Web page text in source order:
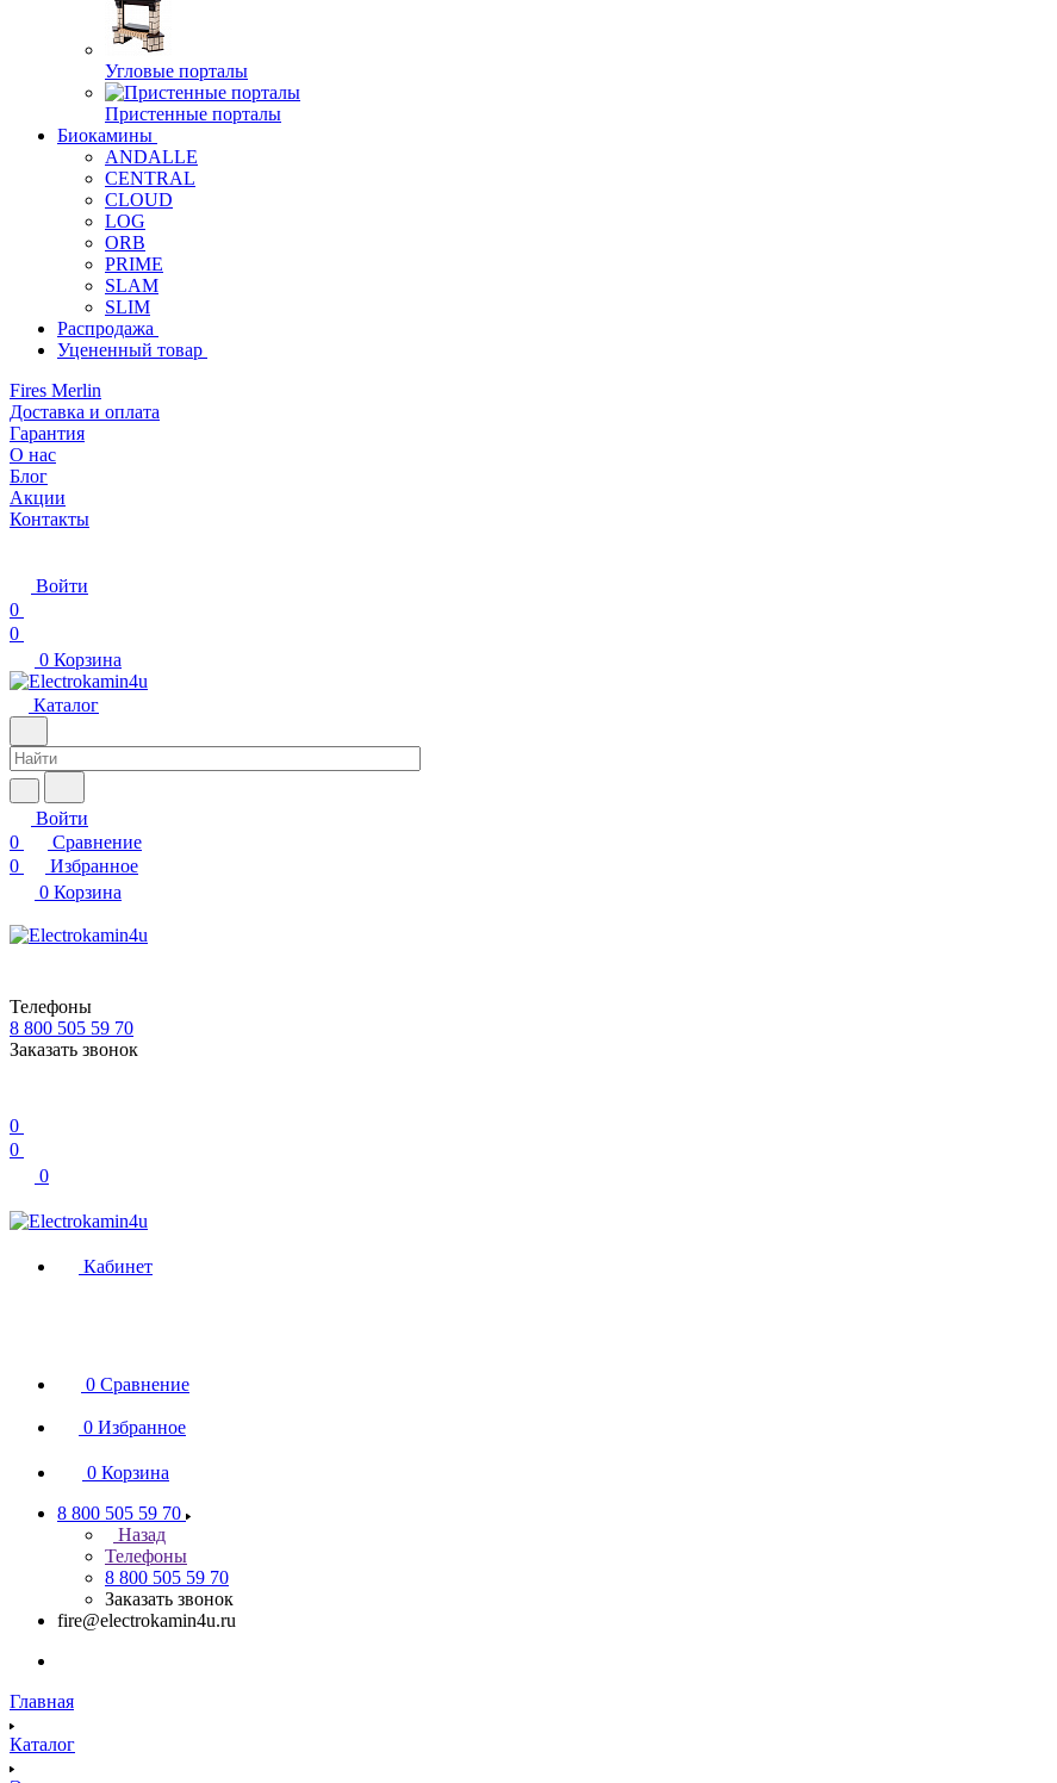
Угловые порталы
Пристенные порталы
Биокамины
ANDALLE
CENTRAL
CLOUD
LOG
ORB
PRIME
SLAM
SLIM
Распродажа
Уцененный товар
Fires Merlin
Доставка и оплата
Гарантия
О нас
Блог
Акции
Контакты
Войти
0
0
0 Корзина
Каталог
Войти
0
Сравнение
0
Избранное
0 Корзина
Телефоны
8 800 505 59 70
Заказать звонок
0
0
0
Кабинет
0 Сравнение
0 Избранное
0 Корзина
8 800 505 59 70
Назад
Телефоны
8 800 505 59 70
Заказать звонок
fire@electrokamin4u.ru
Главная
Каталог